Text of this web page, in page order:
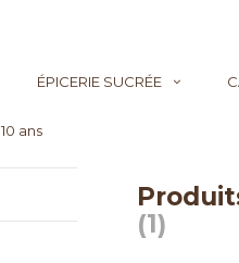
ÉPICERIE SUCRÉE
10 ans
(1)